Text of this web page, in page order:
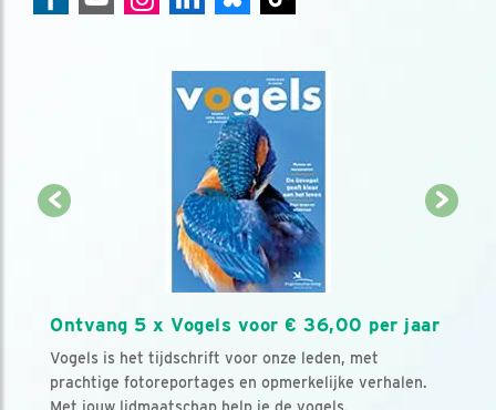
Ontvang 5 x Vogels voor € 36,00 per jaar
Vogels is het tijdschrift voor onze leden, met
prachtige fotoreportages en opmerkelijke verhalen.